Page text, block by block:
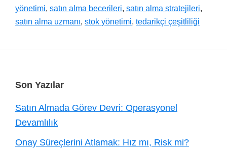
yönetimi, satın alma becerileri, satın alma stratejileri,
satın alma uzmanı, stok yönetimi, tedarikçi çeşitliliği
Footer
Son Yazılar
Satın Almada Görev Devri: Operasyonel
Devamlılık
Onay Süreçlerini Atlamak: Hız mı, Risk mi?